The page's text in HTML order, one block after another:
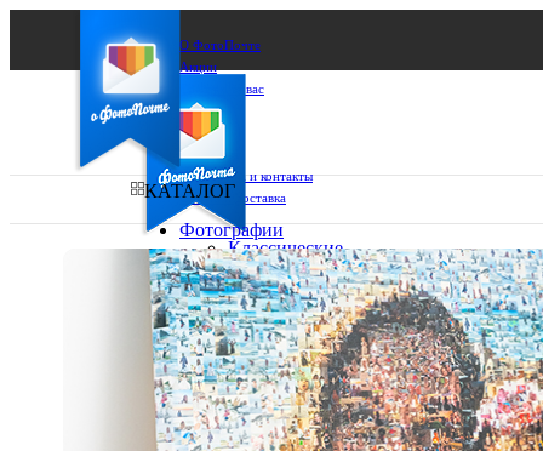
О ФотоПочте
Акции
Сделаем за вас
Бизнесу
FAQ
Франшиза
Поддержка и контакты
Оплата и доставка
Ваш город:
Ваш регион доставки
Выберите из списка:
КАТАЛОГ
Фотографии
Классические
фото
10х10
10х15
13х18
15х15
15х20
20х20
20х30
30х30